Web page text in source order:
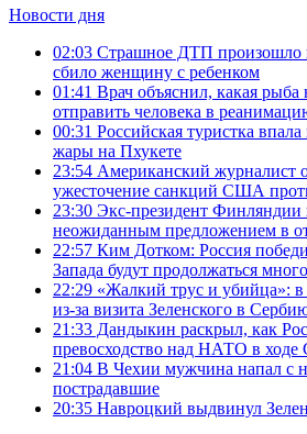
Новости дня
02:03 Страшное ДТП произошло
сбило женщину с ребенком
01:41 Врач объяснил, какая рыба
отправить человека в
00:31 Российская туристка
жары на Пхукете
23:54 Американский журналист
ужесточение санкций США
23:30 Экс-президент Финляндии
неожиданным предложением в
22:57 Ким Дотком: Россия
Запада будут продолжаться
22:29 «Жалкий трус и убийца»:
из-за визита Зеленского в
21:33 Дандыкин раскрыл, как
превосходство над НАТО в
21:04 В Чехии мужчина напал с
пострадавшие
20:35 Навроцкий выдвинул